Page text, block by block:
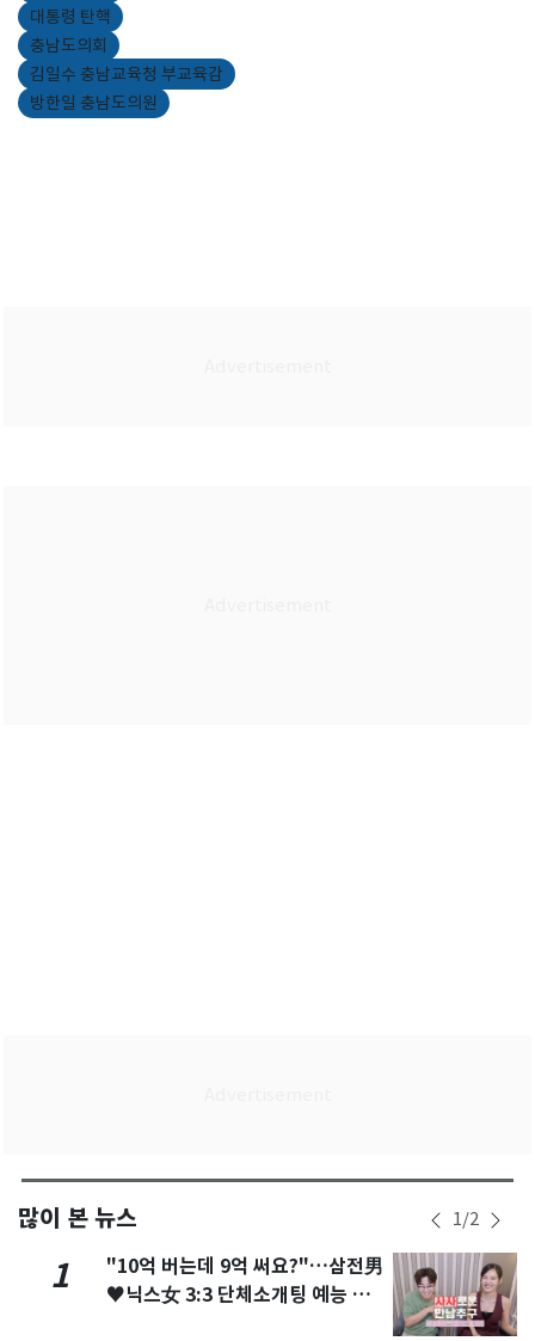
대통령 탄핵
충남도의회
김일수 충남교육청 부교육감
방한일 충남도의원
많이 본 뉴스 1/2
1
"10억 버는데 9억 써요?"…삼전男
♥닉스女 3:3 단체소개팅 예능 화